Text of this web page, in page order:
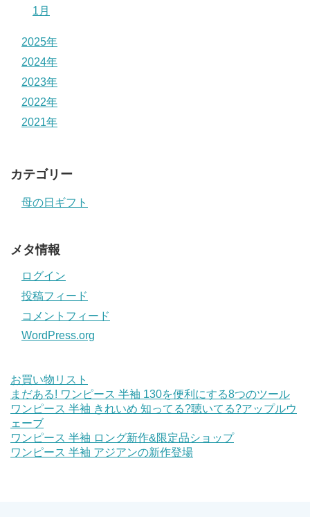
1月
2025年
2024年
2023年
2022年
2021年
カテゴリー
母の日ギフト
メタ情報
ログイン
投稿フィード
コメントフィード
WordPress.org
お買い物リスト
まだある! ワンピース 半袖 130を便利にする8つのツール
ワンピース 半袖 きれいめ 知ってる?聴いてる?アップルウ
ェーブ
ワンピース 半袖 ロング新作&限定品ショップ
ワンピース 半袖 アジアンの新作登場